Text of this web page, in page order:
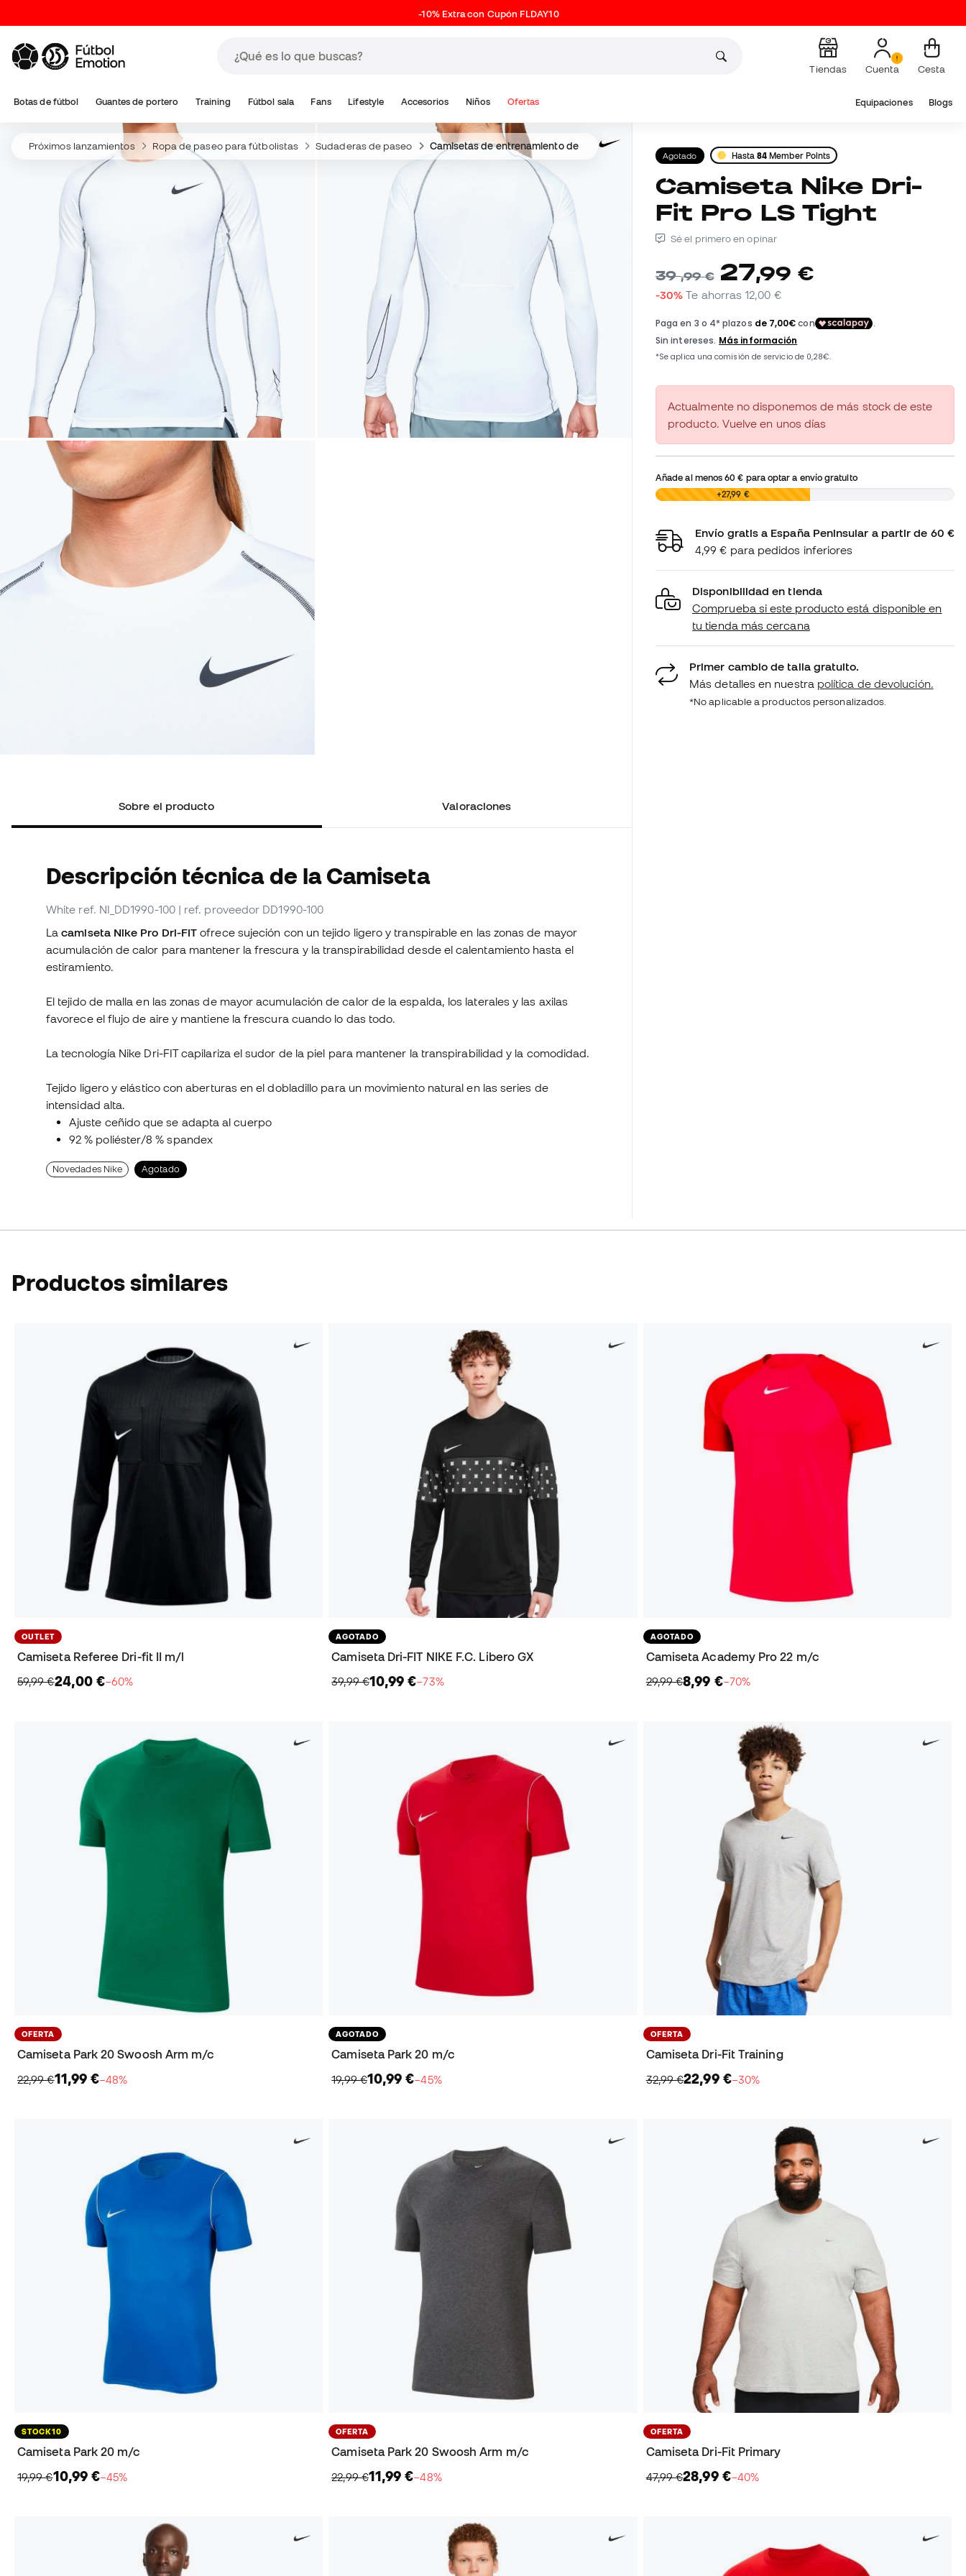
-10% Extra con Cupón FLDAY10
Tiendas Cuenta Cesta
Botas de fútbol Guantes de portero Training Fútbol sala Fans Lifestyle Accesorios Niños Ofertas Equipaciones Blogs
Próximos lanzamientos Ropa de paseo para fútbolistas Sudaderas de paseo Camisetas de entrenamiento de fútbol
Sobre el producto Valoraciones
Descripción técnica de la Camiseta
White ref. NI_DD1990-100 | ref. proveedor DD1990-100
Lacamiseta Nike Pro Dri-FIT ofrece sujeción con un tejido ligero y transpirable en las zonas de mayor
acumulación de calor para mantener la frescura y la transpirabilidad desde el calentamiento hasta el
estiramiento.
El tejido de malla en las zonas de mayor acumulación de calor de la espalda, los laterales y las axilas
favorece el flujo de aire y mantiene la frescura cuando lo das todo.
La tecnología Nike Dri-FIT capilariza el sudor de la piel para mantener la transpirabilidad y la comodidad.
Tejido ligero y elástico con aberturas en el dobladillo para un movimiento natural en las series de
intensidad alta.
Ajuste ceñido que se adapta al cuerpo
92 % poliéster/8 % spandex
Novedades Nike Agotado
Agotado Hasta84 Member Points
Camiseta Nike Dri-
Fit Pro LS Tight
Sé el primero en opinar
39,99 € 27,99 €
-30% Te ahorras12,00 €
Actualmente no disponemos de más stock de este
producto. Vuelve en unos días
Añade al menos60 € para optar a envío gratuito
0,00 € +27,99 €
Envío gratis a España Peninsular a partir de 60 €
4,99 € para pedidos inferiores
Disponibilidad en tienda
Comprueba si este producto está disponible en
tu tienda más cercana
Primer cambio de talla gratuito.
Más detalles en nuestra política de devolución.
*No aplicable a productos personalizados.
Productos similares
OUTLET
Camiseta Referee Dri-fit II m/l
59,99 €24,00 €−60%
AGOTADO
Camiseta Dri-FIT NIKE F.C. Libero GX
39,99 €10,99 €−73%
AGOTADO
Camiseta Academy Pro 22 m/c
29,99 €8,99 €−70%
OFERTA
Camiseta Park 20 Swoosh Arm m/c
22,99 €11,99 €−48%
AGOTADO
Camiseta Park 20 m/c
19,99 €10,99 €−45%
OFERTA
Camiseta Dri-Fit Training
32,99 €22,99 €−30%
STOCK10
Camiseta Park 20 m/c
19,99 €10,99 €−45%
OFERTA
Camiseta Park 20 Swoosh Arm m/c
22,99 €11,99 €−48%
OFERTA
Camiseta Dri-Fit Primary
47,99 €28,99 €−40%